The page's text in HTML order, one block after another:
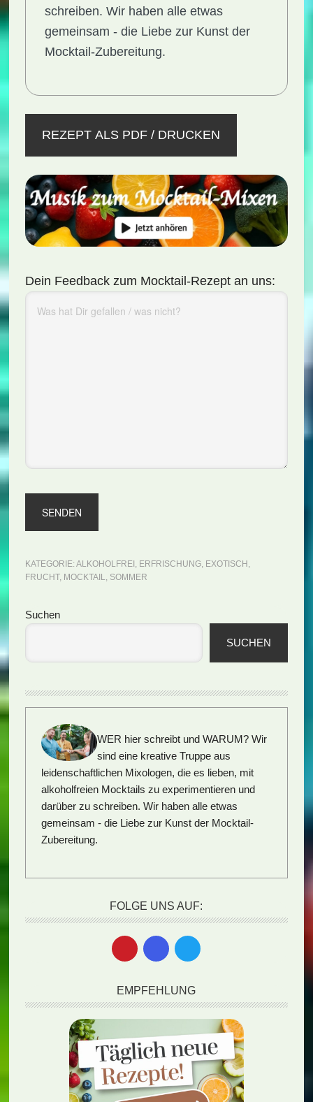
schreiben. Wir haben alle etwas
gemeinsam - die Liebe zur Kunst der
Mocktail-Zubereitung.
REZEPT ALS PDF / DRUCKEN
Dein Feedback zum Mocktail-Rezept an uns:
KATEGORIE: ALKOHOLFREI , ERFRISCHUNG, EXOTISCH ,
FRUCHT, MOCKTAIL, SOMMER
Seitenspalte
Suchen
SUCHEN
WER hier schreibt und WARUM? Wir
sind eine kreative Truppe aus
leidenschaftlichen Mixologen, die es lieben, mit
alkoholfreien Mocktails zu experimentieren und
darüber zu schreiben. Wir haben alle etwas
gemeinsam - die Liebe zur Kunst der Mocktail-
Zubereitung.
FOLGE UNS AUF:
EMPFEHLUNG